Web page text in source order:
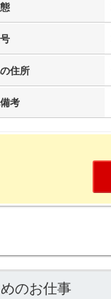
住所
考
のお仕事